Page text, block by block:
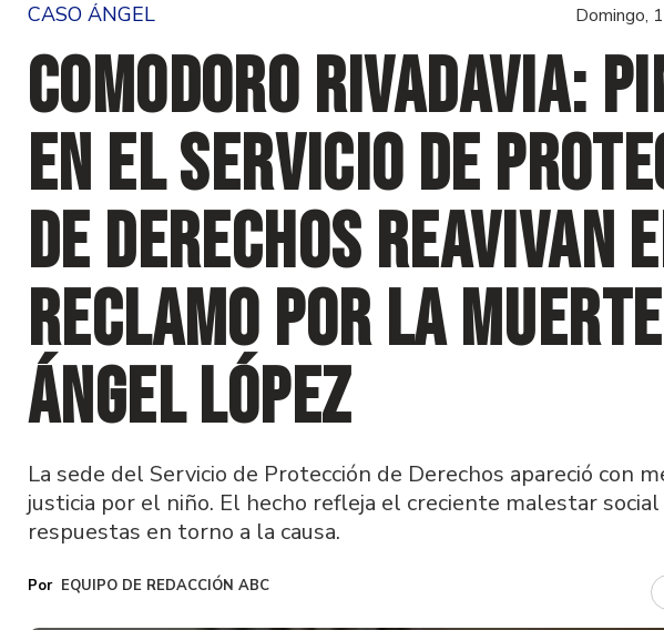
CASO ÁNGEL Domingo,
Comodoro Rivadavia:
en el Servicio de
de Derechos reavivan
reclamo por la
Ángel López
La sede del Servicio de Protección de Derechos apareció con
justicia por el niño. El hecho refleja el creciente malestar
respuestas en torno a la causa.
EQUIPO DE REDACCIÓN ABC